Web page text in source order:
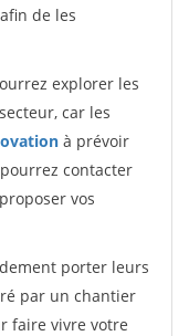
de les
explorer les
car les
à prévoir
contacter
vos
porter leurs
par un chantier
faire vivre votre